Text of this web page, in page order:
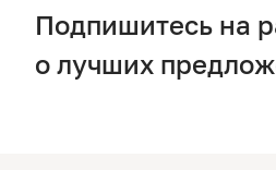
Подпишитесь на
о лучших